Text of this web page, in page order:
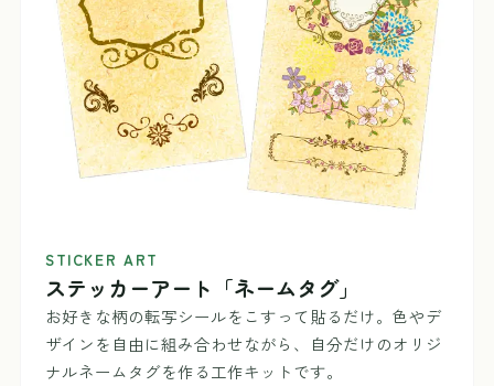
STICKER ART
ステッカーアート「ネームタグ」
お好きな柄の転写シールをこすって貼るだけ。色やデ
ザインを自由に組み合わせながら、自分だけのオリジ
ナルネームタグを作る工作キットです。